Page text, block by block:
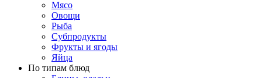
Мясо
Овощи
Рыба
Субпродукты
Фрукты и ягоды
Яйца
По типам блюд